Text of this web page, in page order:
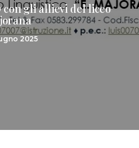
con gli allievi del liceo
2025